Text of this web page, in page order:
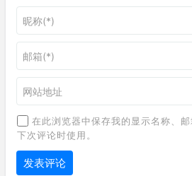
在此浏览器中保存我的显示名称、
下次评论时使用。